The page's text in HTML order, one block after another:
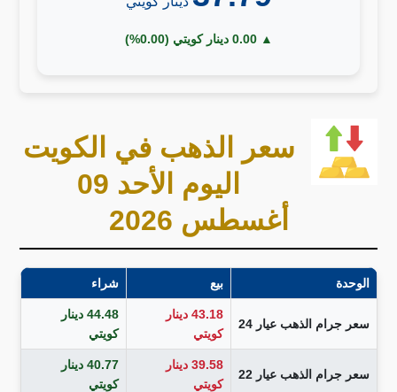
▲ 0.00 دينار كويتي (0.00%)
سعر الذهب في الكويت
اليوم الأحد 09
أغسطس 2026
الوحدة بيع شراء
سعر جرام الذهب عيار 24
43.18 دينار
كويتي
44.48 دينار
كويتي
سعر جرام الذهب عيار 22
39.58 دينار
كويتي
40.77 دينار
كويتي